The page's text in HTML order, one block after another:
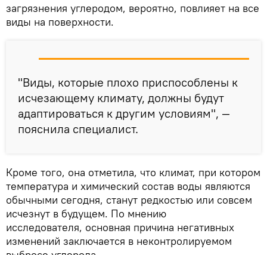
загрязнения углеродом, вероятно, повлияет на все
виды на поверхности.
"Виды, которые плохо приспособлены к
исчезающему климату, должны будут
адаптироваться к другим условиям", —
пояснила специалист.
Кроме того, она отметила, что климат, при котором
температура и химический состав воды являются
обычными сегодня, станут редкостью или совсем
исчезнут в будущем. По мнению
исследователя, основная причина негативных
изменений заключается в неконтролируемом